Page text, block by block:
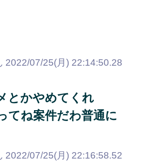
2022/07/25(月) 22:14:50.28
とかやめてくれ
てね案件だわ普通に
2022/07/25(月) 22:16:58.52